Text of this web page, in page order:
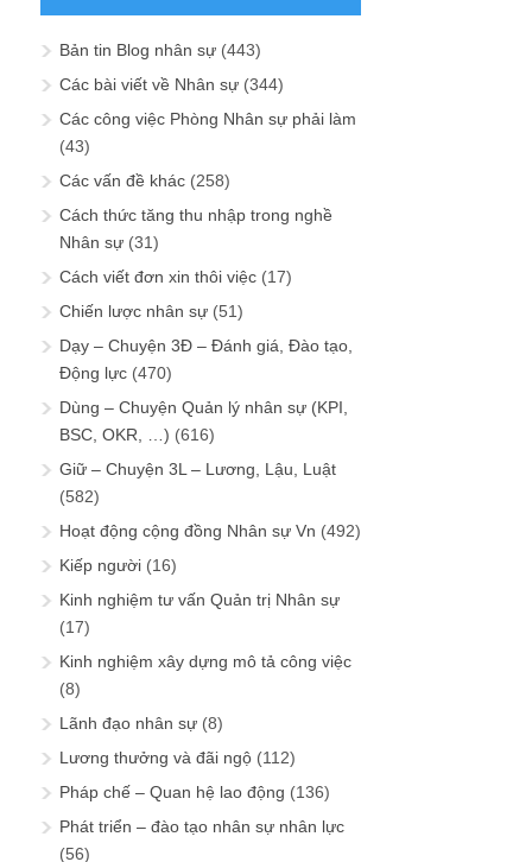
Bản tin Blog nhân sự (443)
Các bài viết về Nhân sự (344)
Các công việc Phòng Nhân sự phải làm
(43)
Các vấn đề khác (258)
Cách thức tăng thu nhập trong nghề
Nhân sự (31)
Cách viết đơn xin thôi việc (17)
Chiến lược nhân sự (51)
Dạy – Chuyện 3Đ – Đánh giá, Đào tạo,
Động lực (470)
Dùng – Chuyện Quản lý nhân sự (KPI,
BSC, OKR, …) (616)
Giữ – Chuyện 3L – Lương, Lậu, Luật
(582)
Hoạt động cộng đồng Nhân sự Vn (492)
Kiếp người (16)
Kinh nghiệm tư vấn Quản trị Nhân sự
(17)
Kinh nghiệm xây dựng mô tả công việc
(8)
Lãnh đạo nhân sự (8)
Lương thưởng và đãi ngộ (112)
Pháp chế – Quan hệ lao động (136)
Phát triển – đào tạo nhân sự nhân lực
(56)